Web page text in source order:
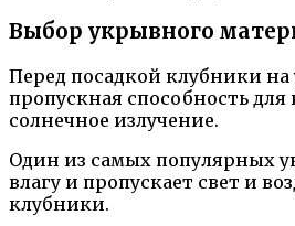
Выбор укрывного
Перед посадкой клубники
пропускная способность
солнечное излучение.
Один из самых популярных
влагу и пропускает свет и
клубники.